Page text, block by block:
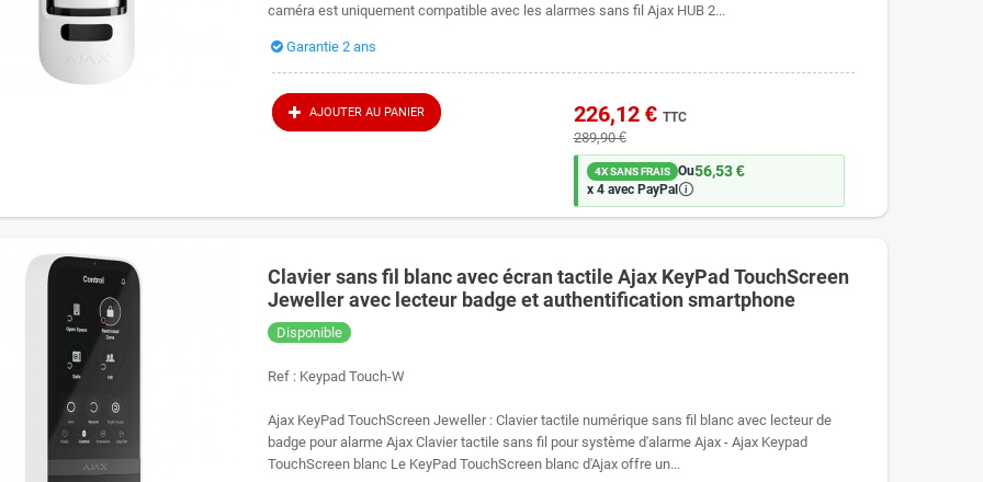
caméra est uniquement compatible avec les alarmes sans fil Ajax HUB 2...
Garantie 2 ans
AJOUTER AU PANIER 226,12 € TTC
289,90 €
4X SANS FRAIS Ou56,53 €
x 4 avec PayPal🛈
Clavier sans fil blanc avec écran tactile Ajax KeyPad TouchScreen
Jeweller avec lecteur badge et authentification smartphone
Disponible
Ref : Keypad Touch-W
Ajax KeyPad TouchScreen Jeweller : Clavier tactile numérique sans fil blanc avec lecteur de
badge pour alarme Ajax Clavier tactile sans fil pour système d'alarme Ajax - Ajax Keypad
TouchScreen blanc Le KeyPad TouchScreen blanc d'Ajax offre un...